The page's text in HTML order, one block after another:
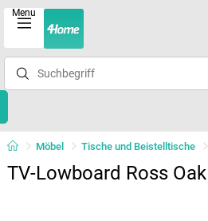
Menu
Möbel Tische und Beistelltische
TV-Lowboard Ross Oak